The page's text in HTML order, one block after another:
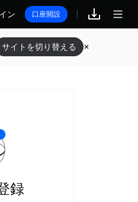
ン 口座開設
サイトを切り替える
録